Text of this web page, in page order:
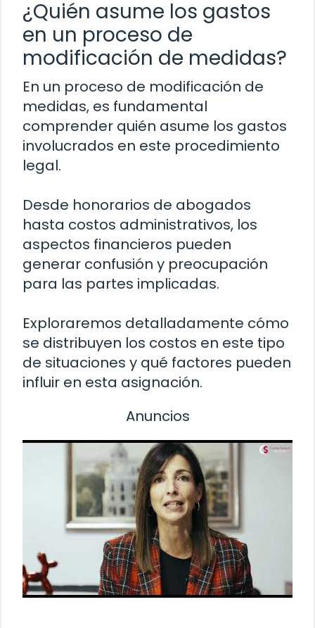
¿Quién asume los gastos
en un proceso de
modificación de medidas?
En un proceso de modificación de
medidas, es fundamental
comprender quién asume los gastos
involucrados en este procedimiento
legal.
Desde honorarios de abogados
hasta costos administrativos, los
aspectos financieros pueden
generar confusión y preocupación
para las partes implicadas.
Exploraremos detalladamente cómo
se distribuyen los costos en este tipo
de situaciones y qué factores pueden
influir en esta asignación.
Anuncios